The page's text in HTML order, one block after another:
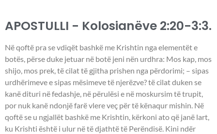
APOSTULLI - Kolosianëve 2:20-3:3.
Në qoftë pra se vdiqët bashkë me Krishtin nga elementët e
botës, përse duke jetuar në botë jeni nën urdhra: Mos kap, mos
shijo, mos prek, të cilat të gjitha prishen nga përdorimi; – sipas
urdhërimeve e sipas mësimeve të njerëzve? të cilat duken se
kanë dituri në fedashje, në përulësi e në moskursim të trupit,
por nuk kanë ndonjë farë vlere veç për të kënaqur mishin. Në
qoftë se u ngjallët bashkë me Krishtin, kërkoni ato që janë lart,
ku Krishti është i ulur në të djathtë të Perëndisë. Kini ndër